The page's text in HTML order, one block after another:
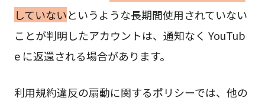
していないというような長期間使用されていない
ことが判明したアカウントは、通知なく YouTub
e に返還される場合があります。
利用規約違反の扇動に関するポリシーでは、他の